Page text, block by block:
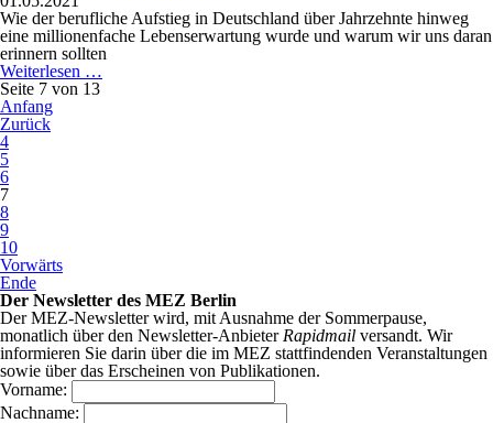
Wie der berufliche Aufstieg in Deutschland über Jahrzehnte hinweg
eine millionenfache Lebenserwartung wurde und warum wir uns daran
erinnern sollten
Weiterlesen …
Seite 7 von 13
Anfang
Zurück
4
5
6
7
8
9
10
Vorwärts
Ende
Der Newsletter des MEZ Berlin
Der MEZ-Newsletter wird, mit Ausnahme der Sommerpause,
monatlich über den Newsletter-Anbieter Rapidmail versandt. Wir
informieren Sie darin über die im MEZ stattfindenden Veranstaltungen
sowie über das Erscheinen von Publikationen.
Vorname:
Nachname: